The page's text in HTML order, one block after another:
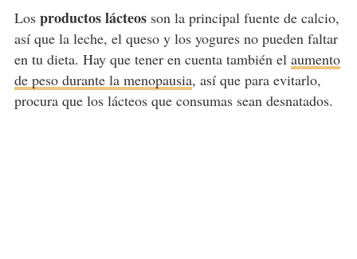
Los productos lácteosson la principal fuente de calcio,
así que la leche, el queso y los yogures no pueden faltar
en tu dieta. Hay que tener en cuenta también el aumento
de peso durante la menopausia, así que para evitarlo,
procura que los lácteos que consumas sean desnatados.